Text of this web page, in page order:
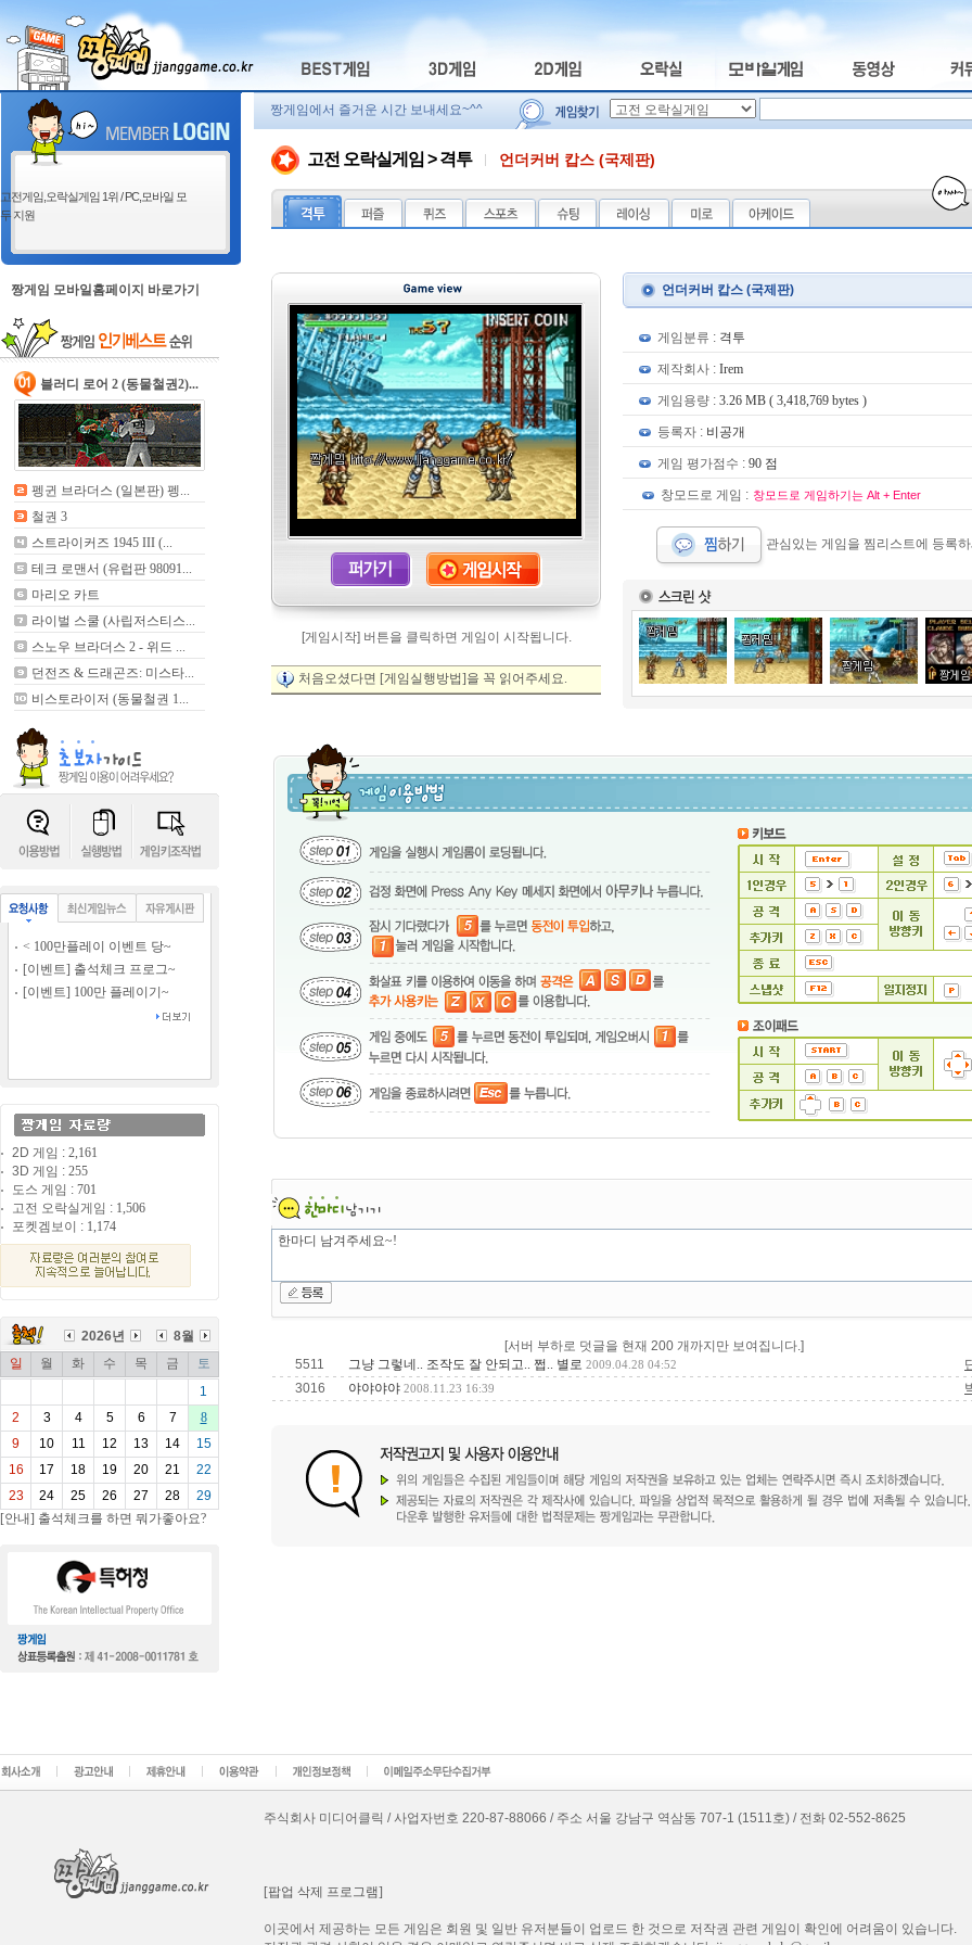
고전게임,오락실게임 1위 / PC,모바일 모
두 지원
짱게임 모바일홈페이지 바로가기
블러디 로어 2 (동물철권2)...
펭귄 브라더스 (일본판) 펭...
철권 3
스트라이커즈 1945 III (...
테크 로맨서 (유럽판 98091...
마리오 카트
라이벌 스쿨 (사립저스티스...
스노우 브라더스 2 - 위드 ...
던전즈 & 드래곤즈: 미스타...
비스토라이저 (동물철권 1...
< 100만플레이 이벤트 당~
[이벤트] 출석체크 프로그~
[이벤트] 100만 플레이기~
2D 게임 : 2,161
3D 게임 : 255
도스 게임 : 701
고전 오락실게임 : 1,506
포켓겜보이 : 1,174
2026년
8월
일
월 화 수 목 금
토
1
2
3 4 5 6 7
8
9
10 11 12 13 14
15
16
17 18 19 20 21
22
23
24 25 26 27 28
29
[안내] 출석체크를 하면 뭐가좋아요?
짱게임에서 즐거운 시간 보내세요~^^
고전 오락실게임 > 격투 언더커버 캅스 (국제판)
[게임시작] 버튼을 클릭하면 게임이 시작됩니다.
처음오셨다면 [게임실행방법]을 꼭 읽어주세요.
언더커버 캅스 (국제판)
게임분류 : 격투
제작회사 : Irem
게임용량 : 3.26 MB ( 3,418,769 bytes )
등록자 : 비공개
게임 평가점수 : 90 점
창모드로 게임 : 창모드로 게임하기는 Alt + Enter
관심있는 게임을 찜리스트에 등록
[서버 부하로 덧글을 현재 200 개까지만 보여집니다.]
5511
그냥 그렇네.. 조작도 잘 안되고.. 쩝.. 별로 2009.04.28 04:52
3016
야야야야 2008.11.23 16:39
주식회사 미디어클릭 / 사업자번호 220-87-88066 / 주소 서울 강남구 역삼동 707-1 (1511호) / 전화 02-552-8625
[팝업 삭제 프로그램]
이곳에서 제공하는 모든 게임은 회원 및 일반 유저분들이 업로드 한 것으로 저작권 관련 게임이 확인에 어려움이 있습니다.